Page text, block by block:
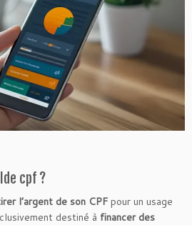
cpf ?
l’argent de son CPF pour un usage
destiné à financer des